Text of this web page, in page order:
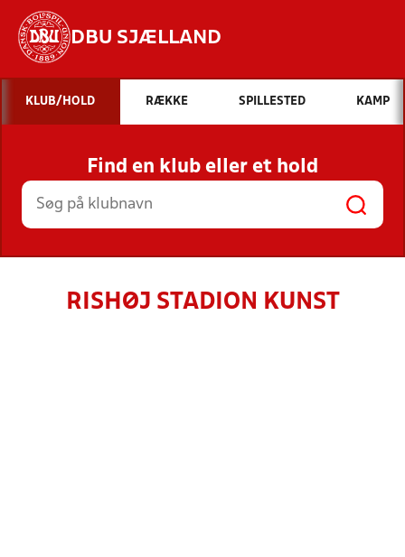
DBU SJÆLLAND
Hvad vil du søge efter?
INDHOLD OG NYHEDER
STILLINGER, RESULTATER, KLUBBER OG
HOLD
KLUB/HOLD RÆKKE SPILLESTED KAMP
Find en klub eller et hold
RISHØJ STADION KUNST